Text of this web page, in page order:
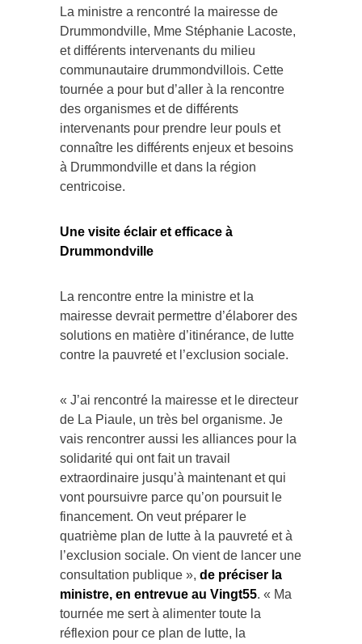
La ministre a rencontré la mairesse de
Drummondville, Mme Stéphanie Lacoste,
et différents intervenants du milieu
communautaire drummondvillois. Cette
tournée a pour but d’aller à la rencontre
des organismes et de différents
intervenants pour prendre leur pouls et
connaître les différents enjeux et besoins
à Drummondville et dans la région
centricoise.
Une visite éclair et efficace à
Drummondville
La rencontre entre la ministre et la
mairesse devrait permettre d’élaborer des
solutions en matière d’itinérance, de lutte
contre la pauvreté et l’exclusion sociale.
« J’ai rencontré la mairesse et le directeur
de La Piaule, un très bel organisme. Je
vais rencontrer aussi les alliances pour la
solidarité qui ont fait un travail
extraordinaire jusqu’à maintenant et qui
vont poursuivre parce qu’on poursuit le
financement. On veut préparer le
quatrième plan de lutte à la pauvreté et à
l’exclusion sociale. On vient de lancer une
consultation publique »,
de préciser la
ministre, en entrevue au Vingt55 . « Ma
tournée me sert à alimenter toute la
réflexion pour ce plan de lutte, la